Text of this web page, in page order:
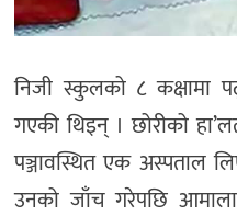
निजी स्कुलको ८ कक्षामा
गएकी थिइन् । छोरीको
पञ्जावस्थित एक अस्पताल
उनको जाँच गरेपछि